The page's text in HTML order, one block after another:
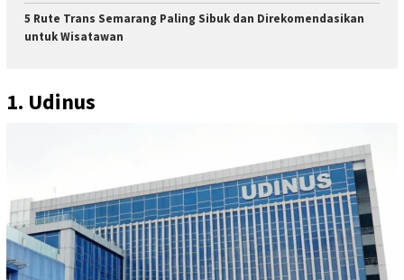
5 Rute Trans Semarang Paling Sibuk dan Direkomendasikan
untuk Wisatawan
1. Udinus